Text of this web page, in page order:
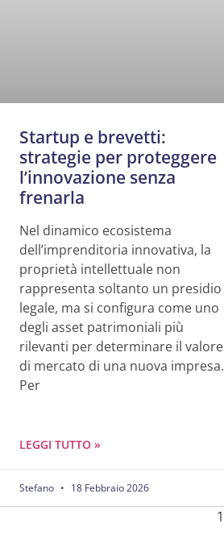
Startup e brevetti:
strategie per proteggere
l’innovazione senza
frenarla
Nel dinamico ecosistema
dell’imprenditoria innovativa, la
proprietà intellettuale non
rappresenta soltanto un presidio
legale, ma si configura come uno
degli asset patrimoniali più
rilevanti per determinare il valore
di mercato di una nuova impresa.
Per
LEGGI TUTTO »
Stefano 18 Febbraio 2026
1